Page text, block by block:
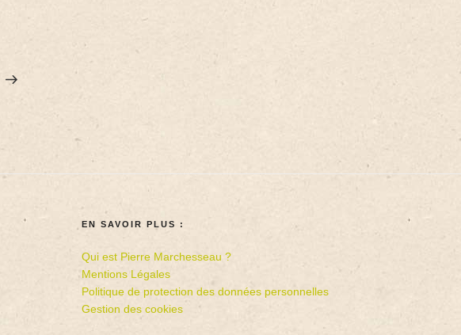
EN SAVOIR PLUS :
Qui est Pierre Marchesseau ?
Mentions Légales
Politique de protection des données personnelles
Gestion des cookies